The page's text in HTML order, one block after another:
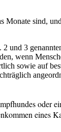
Monate sind,
und 3
wenn
sowie auf
oder
eines